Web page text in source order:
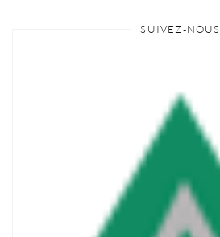
SUIVEZ-NOUS